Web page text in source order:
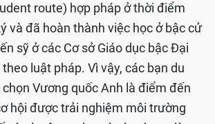
route) hợp pháp ở thời điểm
và đã hoàn thành việc học ở bậc cử
sỹ ở các Cơ sở Giáo dục bậc Đại
luật pháp. Vì vậy, các bạn du
Vương quốc Anh là điểm đến
hội được trải nghiệm môi trường